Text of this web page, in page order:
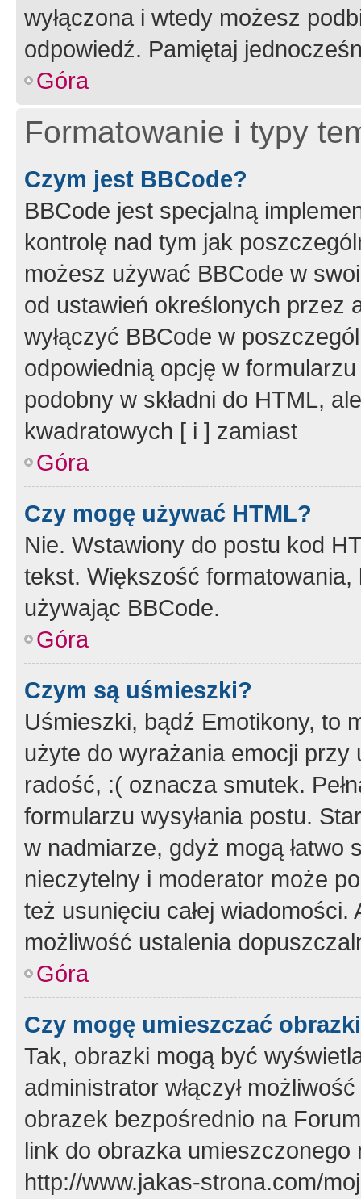
wyłączona i wtedy możesz
odpowiedź. Pamiętaj
Góra
Formatowanie i typy
Czym jest BBCode?
BBCode jest specjalną
kontrolę nad tym jak
możesz używać BBCode w
od ustawień określonych przez
wyłączyć BBCode w
odpowiednią opcję w
podobny w składni do HTML,
kwadratowych [ i ] zamiast
Góra
Czy mogę używać HTML?
Nie. Wstawiony do postu kod
tekst. Większość
używając BBCode.
Góra
Czym są uśmieszki?
Uśmieszki, bądź Emotikony, to
użyte do wyrażania emocji
radość, :( oznacza smutek.
formularzu wysyłania postu.
w nadmiarze, gdyż mogą
nieczytelny i moderator może
też usunięciu całej
możliwość ustalenia
Góra
Czy mogę umieszczać
Tak, obrazki mogą być
administrator włączył
obrazek bezpośrednio na
link do obrazka
http://www.jakas-strona.com/